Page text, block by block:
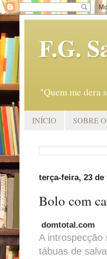
F.G.
"Quem me dera
INÍCIO SOBRE
terça-feira, 23 de
Bolo com
domtotal.com
A introspecção
tábuas de